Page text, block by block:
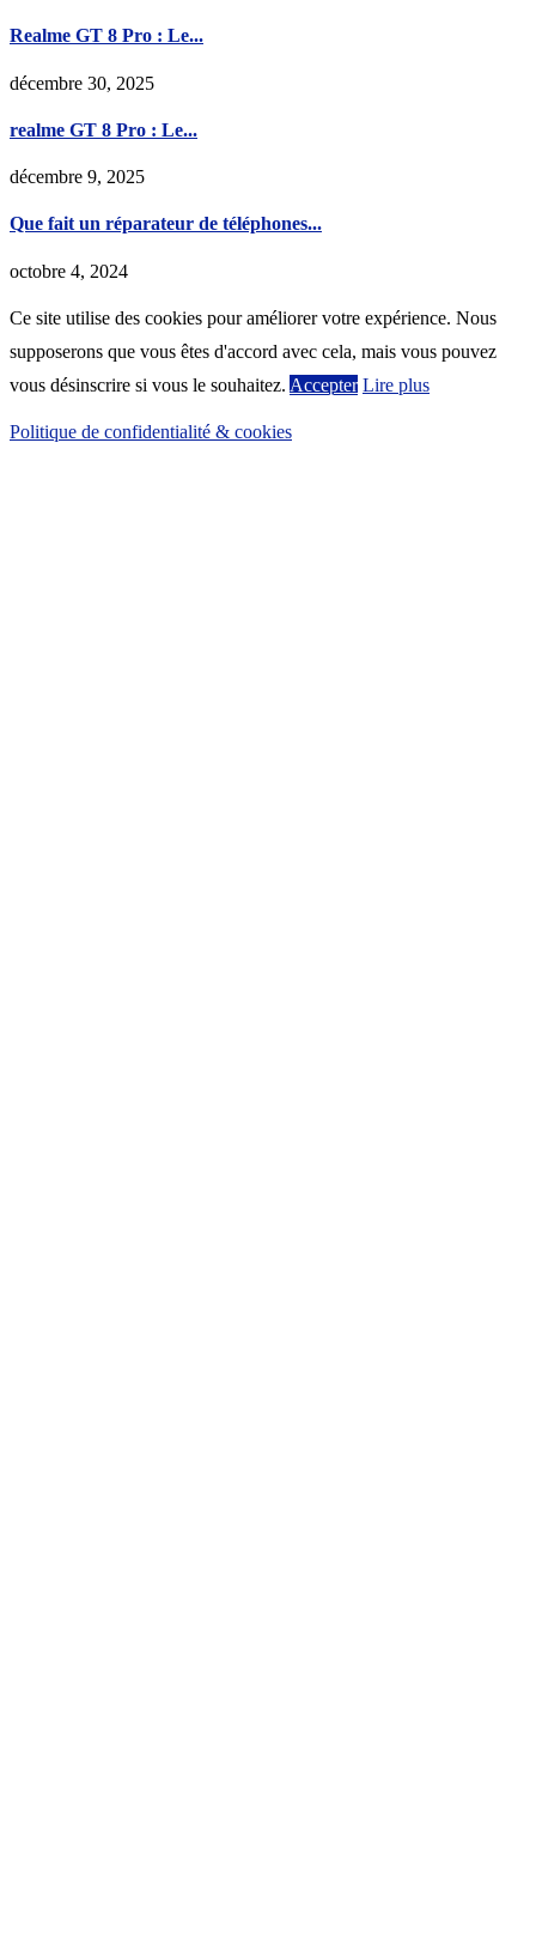
Realme GT 8 Pro : Le...
décembre 30, 2025
realme GT 8 Pro : Le...
décembre 9, 2025
Que fait un réparateur de téléphones...
octobre 4, 2024
Ce site utilise des cookies pour améliorer votre expérience. Nous
supposerons que vous êtes d'accord avec cela, mais vous pouvez
vous désinscrire si vous le souhaitez. Accepter Lire plus
Politique de confidentialité & cookies